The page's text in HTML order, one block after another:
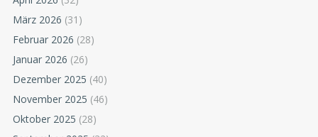
März 2026 (31)
Februar 2026 (28)
Januar 2026 (26)
Dezember 2025 (40)
November 2025 (46)
Oktober 2025 (28)